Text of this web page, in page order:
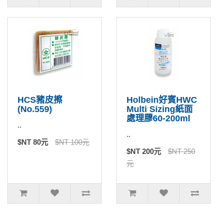
HCS豬皮擦
(No.559)
..
$NT 80元 $NT 100元
Holbein好賓HWC
Multi Sizing紙面
處理膠60-200ml
..
$NT 200元
$NT 250
元